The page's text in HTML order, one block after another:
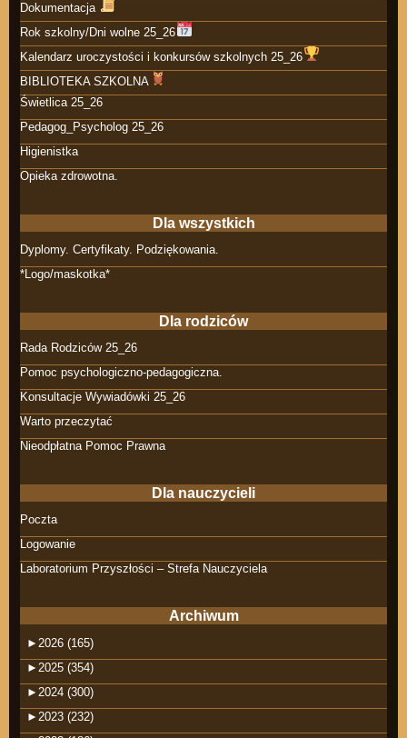
Dokumentacja
Rok szkolny/Dni wolne 25_26
Kalendarz uroczystości i konkursów szkolnych 25_26
BIBLIOTEKA SZKOLNA
Świetlica 25_26
Pedagog_Psycholog 25_26
Higienistka
Opieka zdrowotna.
Dla wszystkich
Dyplomy. Certyfikaty. Podziękowania.
*Logo/maskotka*
Dla rodziców
Rada Rodziców 25_26
Pomoc psychologiczno-pedagogiczna.
Konsultacje Wywiadówki 25_26
Warto przeczytać
Nieodpłatna Pomoc Prawna
Dla nauczycieli
Poczta
Logowanie
Laboratorium Przyszłości – Strefa Nauczyciela
Archiwum
► 2026 (165)
► 2025 (354)
► 2024 (300)
► 2023 (232)